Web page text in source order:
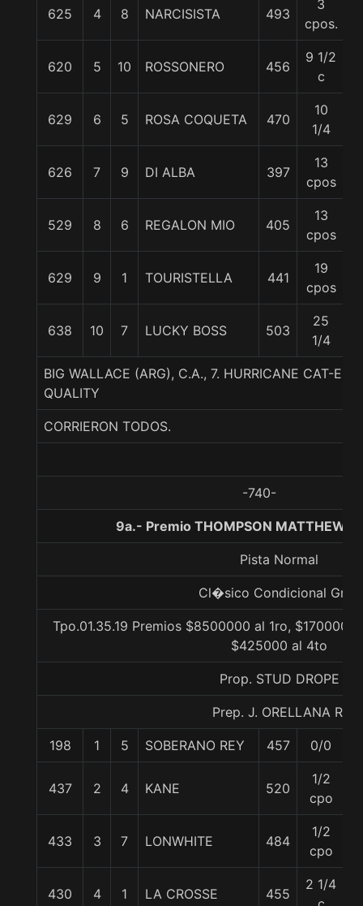
625 4 8 NARCISISTA 493
3
cpos.
620 5 10 ROSSONERO 456
9 1/2
c
629 6 5 ROSA COQUETA 470
10
1/4
626 7 9 DI ALBA 397
13
cpos
529 8 6 REGALON MIO 405
13
cpos
629 9 1 TOURISTELLA 441
19
cpos
638 10 7 LUCKY BOSS 503
25
1/4
BIG WALLACE (ARG), C.A., 7. HURRICANE CAT-
QUALITY
CORRIERON TODOS.
-740-
9a.- Premio THOMPSON
Pista Normal
Cl�sico Condicional Gr. 3
Tpo.01.35.19 Premios $8500000 al 1ro,
$425000 al 4to
Prop. STUD DROPE
Prep. J. ORELLANA R.
198 1 5 SOBERANO REY 457 0/0
437 2 4 KANE 520
1/2
cpo
433 3 7 LONWHITE 484
1/2
cpo
430 4 1 LA CROSSE 455
2 1/4